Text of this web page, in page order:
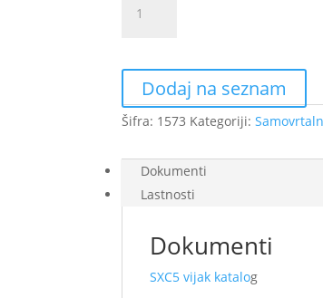
S19-
količina
Dodaj na seznam
Šifra: 1573 Kategoriji:
Dokumenti
Lastnosti
Dokumenti
SXC5 vijak katalog